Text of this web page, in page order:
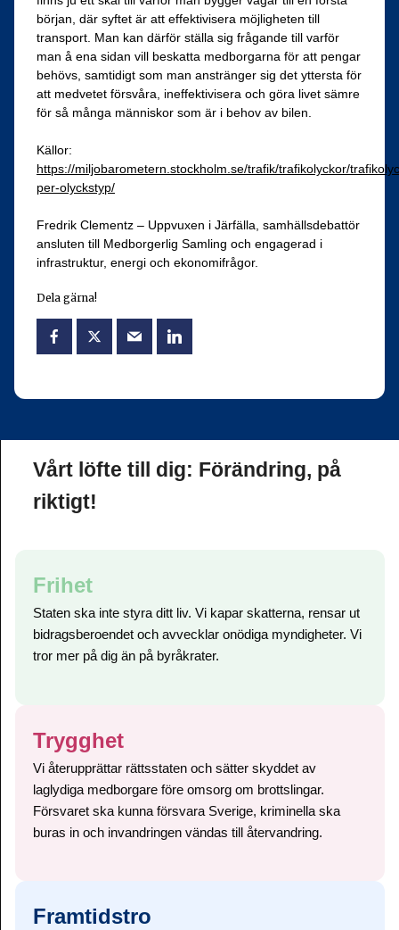
början, där syftet är att effektivisera möjligheten till
transport. Man kan därför ställa sig frågande till varför
man å ena sidan vill beskatta medborgarna för att pengar
behövs, samtidigt som man anstränger sig det yttersta för
att medvetet försvåra, ineffektivisera och göra livet sämre
för så många människor som är i behov av bilen.
Källor:
https://miljobarometern.stockholm.se/trafik/trafikolyckor/
per-olyckstyp/
Fredrik Clementz – Uppvuxen i Järfälla, samhällsdebattör
ansluten till Medborgerlig Samling och engagerad i
infrastruktur, energi och ekonomifrågor.
Dela gärna!
Vårt löfte till dig: Förändring, på
riktigt!
Frihet
Staten ska inte styra ditt liv. Vi kapar skatterna, rensar ut
bidragsberoendet och avvecklar onödiga myndigheter. Vi
tror mer på dig än på byråkrater.
Trygghet
Vi återupprättar rättsstaten och sätter skyddet av
laglydiga medborgare före omsorg om brottslingar.
Försvaret ska kunna försvara Sverige, kriminella ska
buras in och invandringen vändas till återvandring.
Framtidstro